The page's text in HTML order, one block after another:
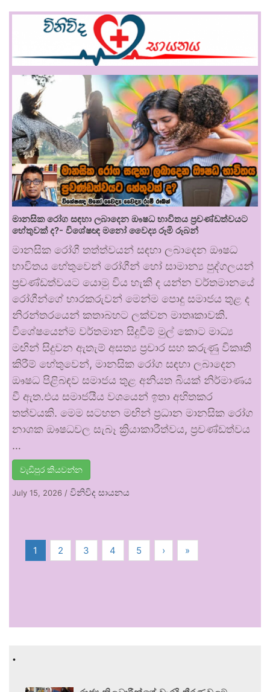
මානසික රෝග සඳහා ලබාදෙන ඖෂධ භාවිතය ප්‍රචණ්ඩත්වයට
හේතුවක් ද?- විශේෂඥ මනෝ වෛද්‍ය රූමි රූබන්
මානසික රෝගී තත්ත්වයන් සඳහා ලබාදෙන ඖෂධ
භාවිතය හේතුවෙන් රෝගීන් හෝ සාමාන්‍ය පුද්ගලයන්
ප්‍රචණ්ඩත්වයට යොමු විය හැකි ද යන්න වර්තමානයේ
රෝගීන්ගේ භාරකරුවන් මෙන්ම පොදු සමාජය තුළ ද
නිරන්තරයෙන් කතාබහට ලක්වන මාතෘකාවකි.
විශේෂයෙන්ම වර්තමාන සිදුවීම් මුල් කොට මාධ්‍ය
මඟින් සිදුවන ඇතැම් අසත්‍ය ප්‍රචාර සහ කරුණු විකෘති
කිරීම් හේතුවෙන්, මානසික රෝග සඳහා ලබාදෙන
ඖෂධ පිළිබඳව සමාජය තුළ අනියත බියක් නිර්මාණය
වී ඇත.එය සමාජයීය වශයෙන් ඉතා අහිතකර
තත්වයකි. මෙම සටහන මඟින් ප්‍රධාන මානසික රෝග
නාශක ඖෂධවල සැබෑ ක්‍රියාකාරීත්වය, ප්‍රචණ්ඩත්වය
…
වැඩිපුර කියවන්න
July 15, 2026 / විනිවිද සායනය
1 2 3 4 5 › »
.